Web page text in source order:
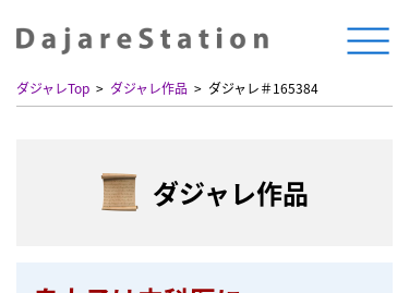
ダジャレTop ダジャレ作品 ダジャレ＃165384
ダジャレ作品